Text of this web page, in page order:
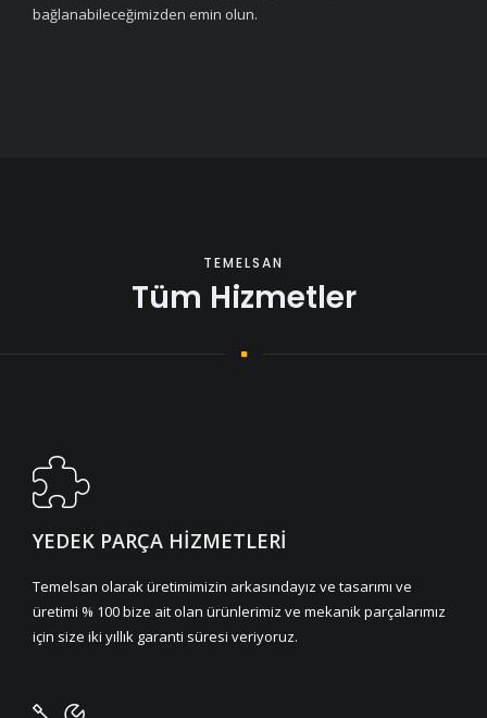
bağlanabileceğimizden emin olun.
TEMELSAN
Tüm Hizmetler
YEDEK PARÇA HİZMETLERİ
Temelsan olarak üretimimizin arkasındayız ve tasarımı ve
üretimi % 100 bize ait olan ürünlerimiz ve mekanik parçalarımız
için size iki yıllık garanti süresi veriyoruz.